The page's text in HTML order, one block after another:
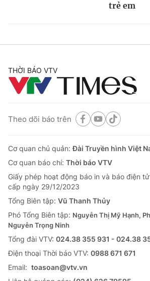
trẻ em
THỜI BÁO VTV
Theo dõi báo trên
Cơ quan chủ quản:Đài Truyền hình Việt
Cơ quan báo chí: Thời báo VTV
Giấy phép hoạt động báo in và báo điện
cấp ngày 29/12/2023
Tổng Biên tập: Vũ Thanh Thủy
Phó Tổng Biên tập: Nguyễn Thị Mỹ Hạnh,
Nguyễn Trọng Ninh
Tổng đài VTV: 024.38 355 931 - 024.38
Ðiện thoại Thời báo VTV: 0988 671 671
Email: toasoan@vtv.vn